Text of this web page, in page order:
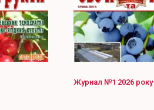
Журнал №1 2026 року